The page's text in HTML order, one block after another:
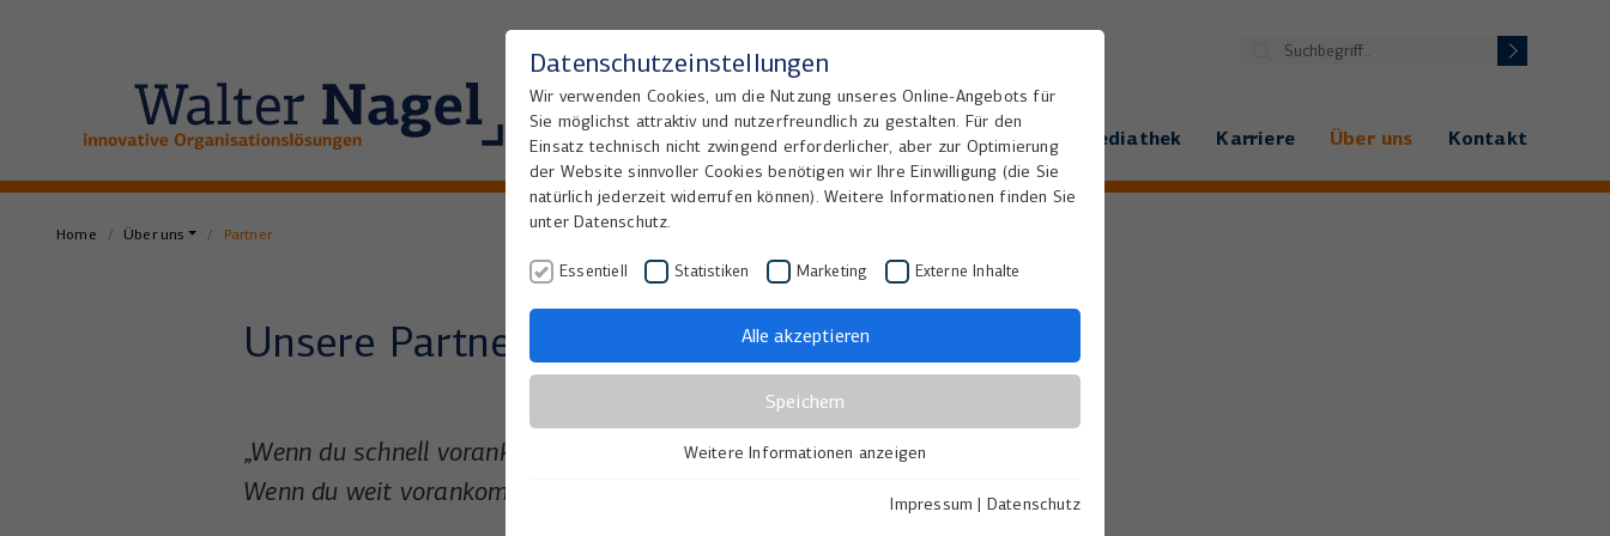
Home Lösungen Referenzen Mediathek Karriere Über uns Kontakt
Home Über uns Partner
Unsere Partnerschaften
„Wenn du schnell vorankommen willst, geh allein.
Wenn du weit vorankommen willst, geh mit anderen!“
Datenschutzeinstellungen
Wir verwenden Cookies, um die Nutzung unseres Online-Angebots für
Sie möglichst attraktiv und nutzerfreundlich zu gestalten. Für den
Einsatz technisch nicht zwingend erforderlicher, aber zur Optimierung
der Website sinnvoller Cookies benötigen wir Ihre Einwilligung (die Sie
natürlich jederzeit widerrufen können). Weitere Informationen finden Sie
unter Datenschutz.
Essentiell Statistiken Marketing Externe Inhalte
Alle akzeptieren
Speichern
Essentielle Cookies werden für grundlegende Funktionen der
Weitere Informationen anzeigen
Impressum | Datenschutz